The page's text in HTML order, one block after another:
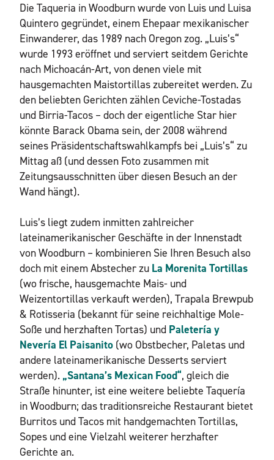
Die Taqueria in Woodburn wurde von Luis und Luisa
Quintero gegründet, einem Ehepaar mexikanischer
Einwanderer, das 1989 nach Oregon zog. „Luis’s“
wurde 1993 eröffnet und serviert seitdem Gerichte
nach Michoacán-Art, von denen viele mit
hausgemachten Maistortillas zubereitet werden. Zu
den beliebten Gerichten zählen Ceviche-Tostadas
und Birria-Tacos – doch der eigentliche Star hier
könnte Barack Obama sein, der 2008 während
seines Präsidentschaftswahlkampfs bei „Luis’s“ zu
Mittag aß (und dessen Foto zusammen mit
Zeitungsausschnitten über diesen Besuch an der
Wand hängt).
Luis’s liegt zudem inmitten zahlreicher
lateinamerikanischer Geschäfte in der Innenstadt
von Woodburn – kombinieren Sie Ihren Besuch also
doch mit einem Abstecher zu La Morenita Tortillas
(wo frische, hausgemachte Mais- und
Weizentortillas verkauft werden), Trapala Brewpub
& Rotisseria (bekannt für seine reichhaltige Mole-
Soße und herzhaften Tortas) und Paletería y
Nevería El Paisanito (wo Obstbecher, Paletas und
andere lateinamerikanische Desserts serviert
werden). „Santana’s Mexican Food“, gleich die
Straße hinunter, ist eine weitere beliebte Taquería
in Woodburn; das traditionsreiche Restaurant bietet
Burritos und Tacos mit handgemachten Tortillas,
Sopes und eine Vielzahl weiterer herzhafter
Gerichte an.